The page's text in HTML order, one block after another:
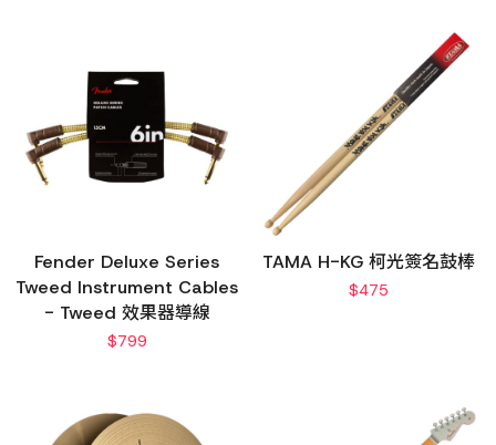
Fender Deluxe Series
Tweed Instrument Cables
- Tweed 效果器導線
$799
TAMA H-KG 柯光簽名鼓棒
$475